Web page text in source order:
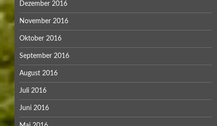
Dezember 2016
November 2016
Oktober 2016
September 2016
August 2016
Juli 2016
Juni 2016